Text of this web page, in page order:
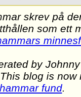
skrev på
som ett
by
blog is
fund.